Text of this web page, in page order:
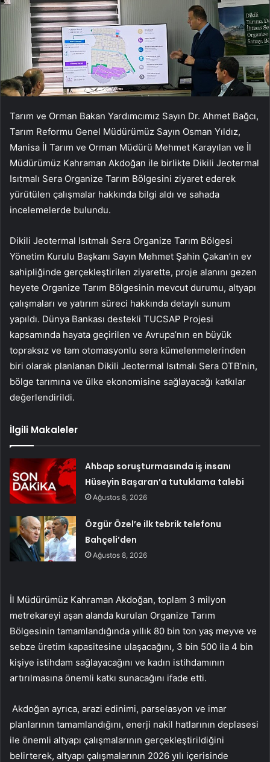
Tarım ve Orman Bakan Yardımcımız Sayın Dr. Ahmet Bağcı,
Tarım Reformu Genel Müdürümüz Sayın Osman Yıldız,
Manisa İl Tarım ve Orman Müdürü Mehmet Karayılan ve İl
Müdürümüz Kahraman Akdoğan ile birlikte Dikili Jeotermal
Isıtmalı Sera Organize Tarım Bölgesini ziyaret ederek
yürütülen çalışmalar hakkında bilgi aldı ve sahada
incelemelerde bulundu.
Dikili Jeotermal Isıtmalı Sera Organize Tarım Bölgesi
Yönetim Kurulu Başkanı Sayın Mehmet Şahin Çakan’ın ev
sahipliğinde gerçekleştirilen ziyarette, proje alanını gezen
heyete Organize Tarım Bölgesinin mevcut durumu, altyapı
çalışmaları ve yatırım süreci hakkında detaylı sunum
yapıldı. Dünya Bankası destekli TUCSAP Projesi
kapsamında hayata geçirilen ve Avrupa’nın en büyük
topraksız ve tam otomasyonlu sera kümelenmelerinden
biri olarak planlanan Dikili Jeotermal Isıtmalı Sera OTB’nin,
bölge tarımına ve ülke ekonomisine sağlayacağı katkılar
değerlendirildi.
İlgili Makaleler
Ahbap soruşturmasında iş insanı
Hüseyin Başaran’a tutuklama talebi
Ağustos 8, 2026
Özgür Özel’e ilk tebrik telefonu
Bahçeli’den
Ağustos 8, 2026
İl Müdürümüz Kahraman Akdoğan, toplam 3 milyon
metrekareyi aşan alanda kurulan Organize Tarım
Bölgesinin tamamlandığında yıllık 80 bin ton yaş meyve ve
sebze üretim kapasitesine ulaşacağını, 3 bin 500 ila 4 bin
kişiye istihdam sağlayacağını ve kadın istihdamının
artırılmasına önemli katkı sunacağını ifade etti.
Akdoğan ayrıca, arazi edinimi, parselasyon ve imar
planlarının tamamlandığını, enerji nakil hatlarının deplasesi
ile önemli altyapı çalışmalarının gerçekleştirildiğini
belirterek, altyapı çalışmalarının 2026 yılı içerisinde